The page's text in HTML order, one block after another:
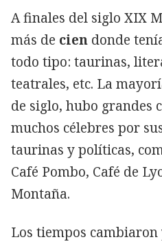
A finales del siglo XIX
más de cien donde
todo tipo: taurinas,
teatrales, etc. La
de siglo, hubo grandes
muchos célebres por
taurinas y políticas,
Café Pombo, Café de
Montaña.
Los tiempos cambiaron